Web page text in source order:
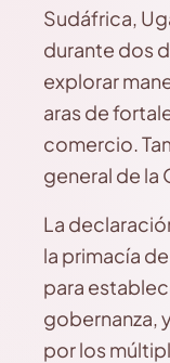
Sudáfrica,
durante dos
explorar
aras de
comercio.
general de la
La
la primacía
para
gobernanza,
por los